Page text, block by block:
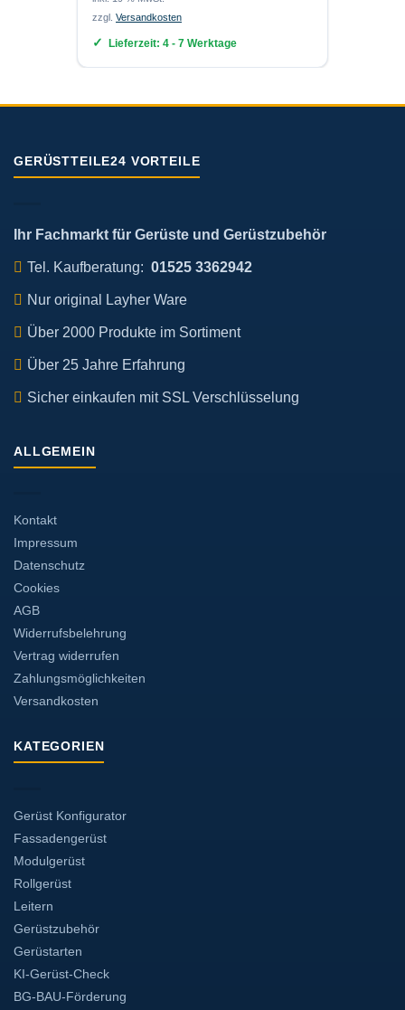
zzgl. Versandkosten
Lieferzeit: 4 - 7 Werktage
GERÜSTTEILE24 VORTEILE
Ihr Fachmarkt für Gerüste und Gerüstzubehör
Tel. Kaufberatung: 01525 3362942
Nur original Layher Ware
Über 2000 Produkte im Sortiment
Über 25 Jahre Erfahrung
Sicher einkaufen mit SSL Verschlüsselung
ALLGEMEIN
Kontakt
Impressum
Datenschutz
Cookies
AGB
Widerrufsbelehrung
Vertrag widerrufen
Zahlungsmöglichkeiten
Versandkosten
KATEGORIEN
Gerüst Konfigurator
Fassadengerüst
Modulgerüst
Rollgerüst
Leitern
Gerüstzubehör
Gerüstarten
KI-Gerüst-Check
BG-BAU-Förderung